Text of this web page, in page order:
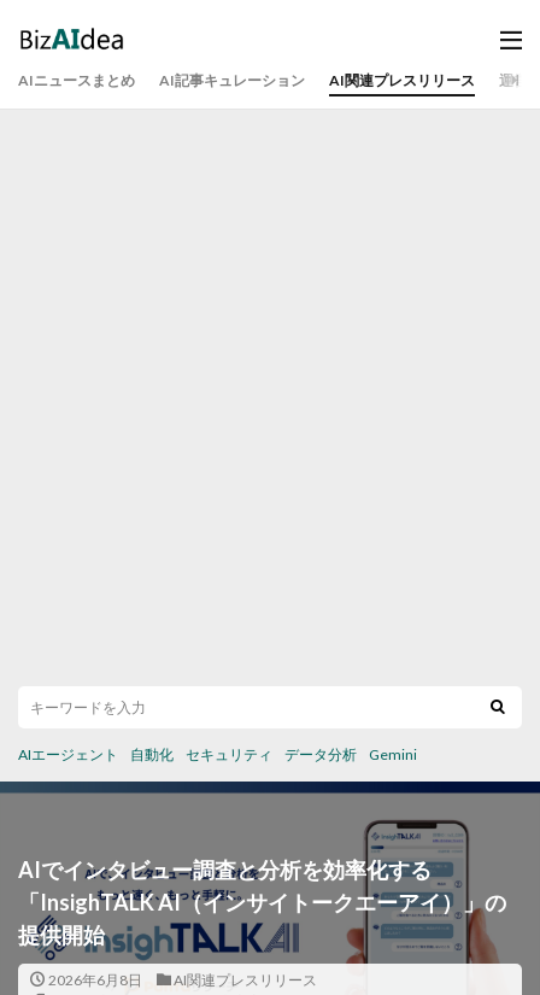
AIニュースまとめ AI記事キュレーション AI関連プレスリリース 運営
AIエージェント 自動化 セキュリティ データ分析 Gemini
AIでインタビュー調査と分析を効率化する
「InsighTALK AI（インサイトークエーアイ）」の
提供開始
2026年6月8日
AI関連プレスリリース